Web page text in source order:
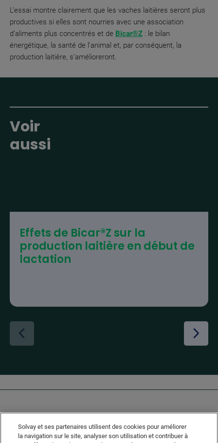
L’essai montre clairement que les vaches laitières seront plus
productives si elles sont nourries avec une association
d’aliments plus concentrés et de Bicar®Z : le bilan
énergétique, la santé de l’animal et, par conséquent, la
production laitière, s’amélioreront.
Voir
aussi
Effets de Bicar®Z sur la
production laitière en début de
lactation
Solvay et ses partenaires utilisent des cookies pour améliorer
la navigation sur le site, analyser son utilisation et contribuer à